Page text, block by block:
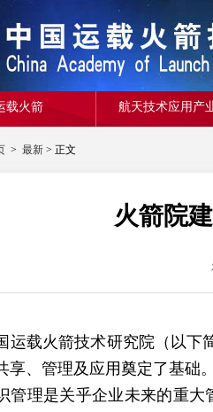
载火箭 航天技术应用产
> 最新 > 正文
火箭院
载火箭技术研究院（以下简
享、管理及应用奠定了基础
理是关乎企业未来的重大